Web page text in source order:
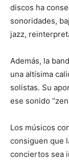
discos ha
sonoridades,
jazz,
Además, la
una altísima
solistas. Su
ese sonido
Los músicos
consiguen que
conciertos sea